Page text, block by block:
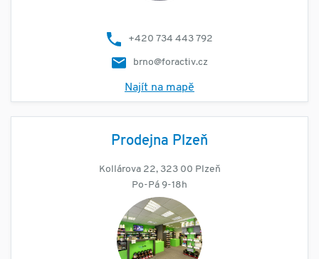
+420 734 443 792
brno@foractiv.cz
Najít na mapě
Prodejna Plzeň
Kollárova 22, 323 00 Plzeň
Po-Pá 9-18h